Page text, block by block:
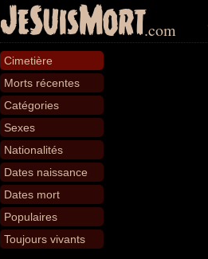
JeSuisMort.com
Cimetière
Morts récentes
Catégories
Sexes
Nationalités
Dates naissance
Dates mort
Populaires
Toujours vivants